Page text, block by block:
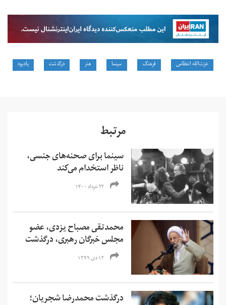
عزت‌الله انتظامی فرهنگ سینما هنر درگذشت یادبود
مرتبط
سینما برای صحنه‌های جنسی،
ناظر استخدام می‌کند
۲۲ خرداد ۱۴۰۰
محمدتقی مصباح یزدی، ‌عضو
مجلس خبرگان رهبری، درگذشت
۱۲ دی ۱۳۹۹
درگذشت محمدرضا شجریان؛